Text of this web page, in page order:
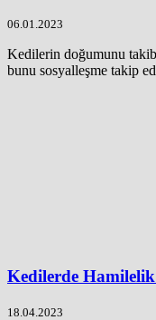
06.01.2023
Kedilerin doğumunu
bunu sosyalleşme takip
Kedilerde
18.04.2023